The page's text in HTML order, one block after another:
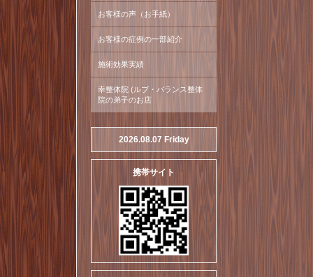
お客様の声（お手紙）
お客様の症例の一部紹介
施術効果実績
幸整体院 (ルブ・バランス整体
院の弟子のお店
2026.08.07 Friday
携帯サイト